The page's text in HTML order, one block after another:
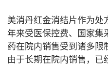
美消丹红金消结片作为处
年来受医保控费、国家集
药在院内销售受到诸多限
由于长期在院内销售，已